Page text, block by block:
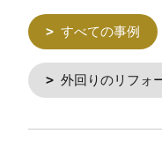
すべての事例
外回りのリフォ